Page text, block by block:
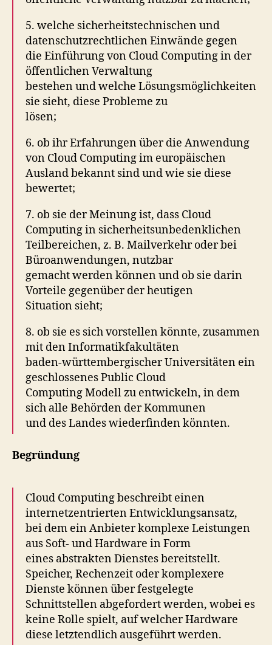
5. welche sicherheitstechnischen und
datenschutzrechtlichen Einwände gegen
die Einführung von Cloud Computing in der
öffentlichen Verwaltung
bestehen und welche Lösungsmöglichkeiten
sie sieht, diese Probleme zu
lösen;
6. ob ihr Erfahrungen über die Anwendung
von Cloud Computing im europäischen
Ausland bekannt sind und wie sie diese
bewertet;
7. ob sie der Meinung ist, dass Cloud
Computing in sicherheitsunbedenklichen
Teilbereichen, z. B. Mailverkehr oder bei
Büroanwendungen, nutzbar
gemacht werden können und ob sie darin
Vorteile gegenüber der heutigen
Situation sieht;
8. ob sie es sich vorstellen könnte, zusammen
mit den Informatikfakultäten
baden-württembergischer Universitäten ein
geschlossenes Public Cloud
Computing Modell zu entwickeln, in dem
sich alle Behörden der Kommunen
und des Landes wiederfinden könnten.
Begründung
Cloud Computing beschreibt einen
internetzentrierten Entwicklungsansatz,
bei dem ein Anbieter komplexe Leistungen
aus Soft- und Hardware in Form
eines abstrakten Dienstes bereitstellt.
Speicher, Rechenzeit oder komplexere
Dienste können über festgelegte
Schnittstellen abgefordert werden, wobei es
keine Rolle spielt, auf welcher Hardware
diese letztendlich ausgeführt werden.